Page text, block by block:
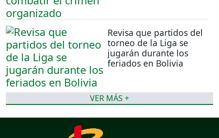
Revisa que partidos del
torneo de la Liga se
jugarán durante los
feriados en Bolivia
VER MÁS +